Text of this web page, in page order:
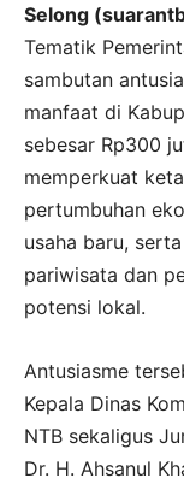
Selong
Tematik
sambutan
manfaat di
sebesar Rp300
memperkuat
pertumbuhan
usaha baru,
pariwisata dan
potensi lokal.
Antusiasme
Kepala Dinas
NTB sekaligus
Dr. H. Ahsanul